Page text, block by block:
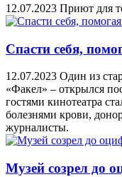
12.07.2023 Приют для
Спасти себя,
12.07.2023 Один из
«Факел» – открылся
гостями кинотеатра
болезнями крови,
журналисты.
Музей созрел до